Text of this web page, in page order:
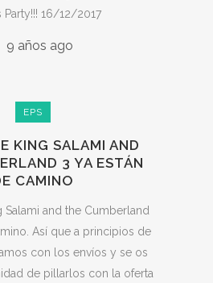
Party!!! 16/12/2017
9 años ago
EPS
KING SALAMI AND
3 YA ESTÁN
CAMINO
Salami and the Cumberland
Así que a principios de
con los envíos y se os
de pillarlos con la oferta